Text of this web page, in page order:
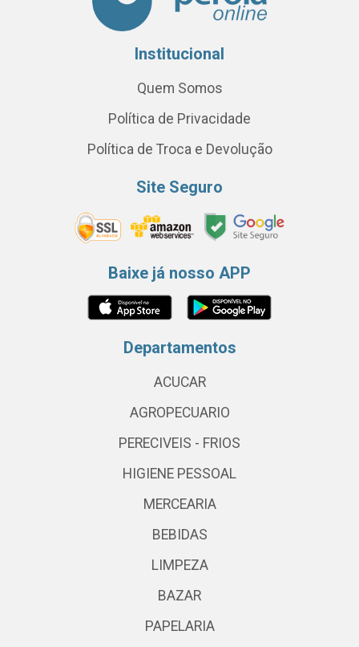
Institucional
Quem Somos
Política de Privacidade
Política de Troca e Devolução
Site Seguro
Baixe já nosso APP
Departamentos
ACUCAR
AGROPECUARIO
PERECIVEIS - FRIOS
HIGIENE PESSOAL
MERCEARIA
BEBIDAS
LIMPEZA
BAZAR
PAPELARIA